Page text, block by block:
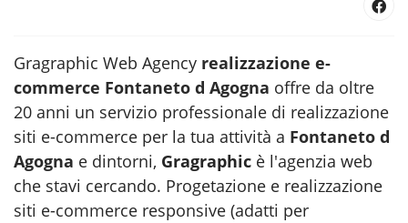
Gragraphic Web Agency realizzazione e-
commerce Fontaneto d Agogna offre da oltre
20 anni un servizio professionale di realizzazione
siti e-commerce per la tua attività a Fontaneto d
Agogna e dintorni, Gragraphic è l'agenzia web
che stavi cercando. Progetazione e realizzazione
siti e-commerce responsive (adatti per